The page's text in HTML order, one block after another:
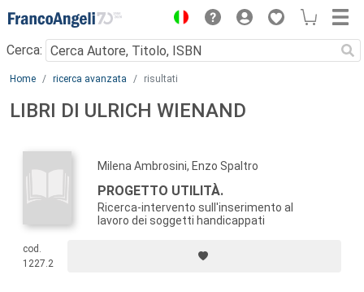
Menu
Cerca:
Main content
Home ricerca avanzata risultati
LIBRI DI ULRICH WIENAND
Milena Ambrosini, Enzo Spaltro
PROGETTO UTILITÀ.
Ricerca-intervento sull'inserimento al
lavoro dei soggetti handicappati
cod.
1227.2